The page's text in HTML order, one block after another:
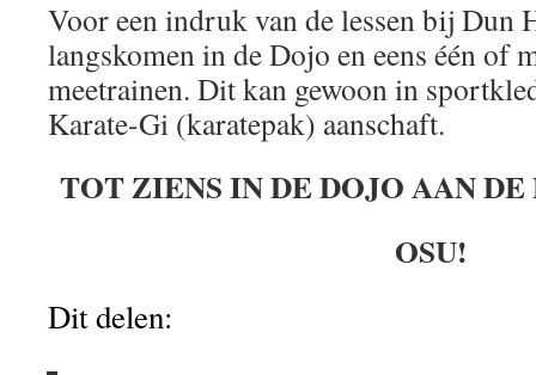
Voor een indruk van de lessen bij Dun
langskomen in de Dojo en eens één of
meetrainen. Dit kan gewoon in
Karate-Gi (karatepak) aanschaft.
TOT ZIENS IN DE DOJO AAN
OSU!
Dit delen: